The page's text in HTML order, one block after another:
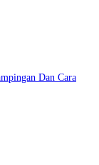
Dan Cara